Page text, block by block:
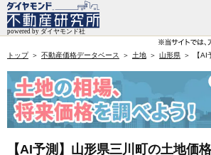
トップ 不動産価格データベース 土地 山形県 【
【AI予測】山形県三川町の土地価